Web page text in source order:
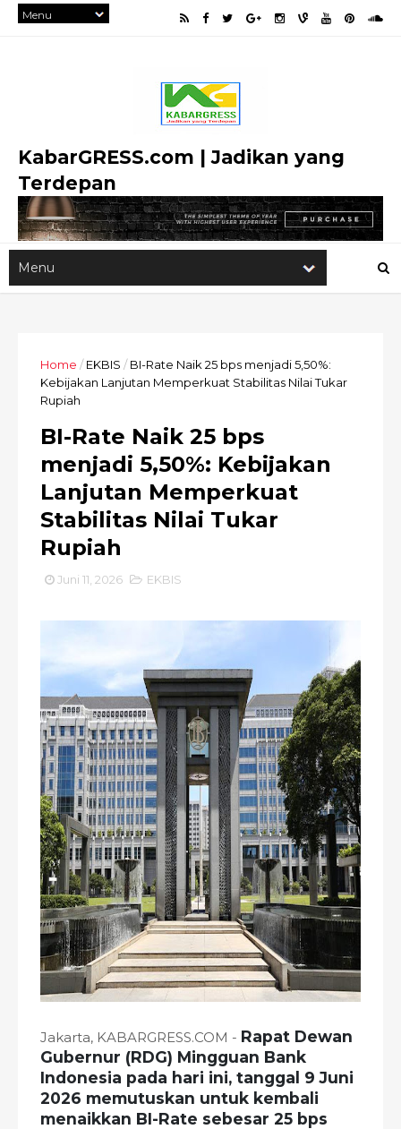
KabarGRESS.com | Jadikan yang
Terdepan
Home / EKBIS / BI-Rate Naik 25 bps menjadi 5,50%:
Kebijakan Lanjutan Memperkuat Stabilitas Nilai Tukar
Rupiah
BI-Rate Naik 25 bps
menjadi 5,50%: Kebijakan
Lanjutan Memperkuat
Stabilitas Nilai Tukar
Rupiah
Juni 11, 2026 EKBIS
Jakarta, KABARGRESS.COM - Rapat Dewan
Gubernur (RDG) Mingguan Bank
Indonesia pada hari ini, tanggal 9 Juni
2026 memutuskan untuk kembali
menaikkan BI-Rate sebesar 25 bps